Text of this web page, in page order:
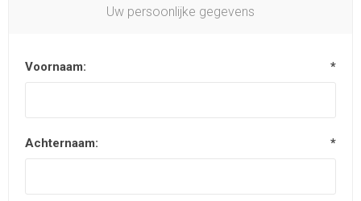
Uw persoonlijke gegevens
Voornaam: *
Achternaam: *